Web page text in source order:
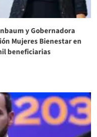
y Gobernadora
Mujeres Bienestar en
beneficiarias